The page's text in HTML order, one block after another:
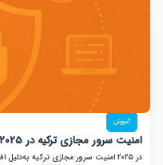
ترکیه در ۲۰۲۵: چه استانداردهایی مهم‌تر شده‌اند؟
در ۲۰۲۵ امنیت سرور مجازی ترکیه به‌دلیل افزایش